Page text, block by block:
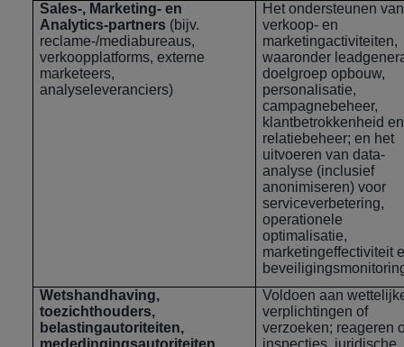
Sales-, Marketing- en
Analytics-partners (bijv.
reclame-/mediabureaus,
verkoopplatforms, externe
marketeers,
analyseleveranciers)
Het ondersteunen van
verkoop- en
marketingactiviteiten,
waaronder
doelgroep opbouw,
personalisatie,
campagnebeheer,
klantbetrokkenheid en
relatiebeheer; en het
uitvoeren van data-
analyse (inclusief
anonimiseren) voor
serviceverbetering,
operationele
optimalisatie,
marketingeffectiviteit
Wetshandhaving,
toezichthouders,
belastingautoriteiten,
Voldoen aan
verplichtingen of
verzoeken; reageren